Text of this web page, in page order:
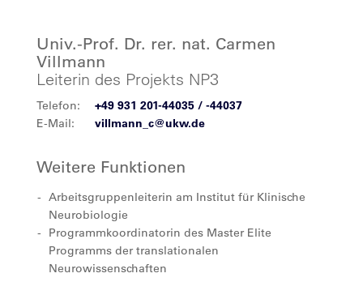
Univ.-Prof. Dr. rer. nat. Carmen
Villmann
Leiterin des Projekts NP3
Telefon:
+49 931 201-44035 / -44037
E-Mail:
villmann_c@ukw.de
Weitere Funktionen
Arbeitsgruppenleiterin am Institut für Klinische
Neurobiologie
Programmkoordinatorin des Master Elite
Programms der translationalen
Neurowissenschaften